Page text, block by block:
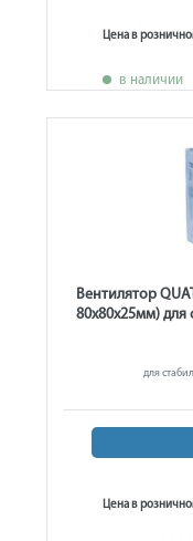
Цена в
в наличии
Вентилятор
80х80х25мм) для
для
Цена в